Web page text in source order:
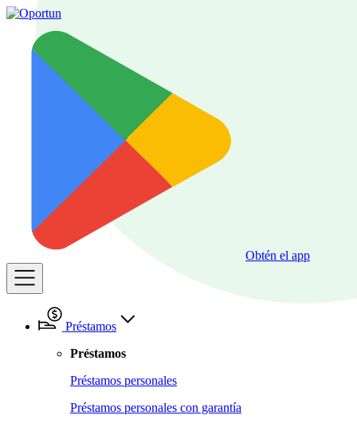
Obtén el app
Préstamos
Préstamos
Préstamos personales
Préstamos personales con garantía